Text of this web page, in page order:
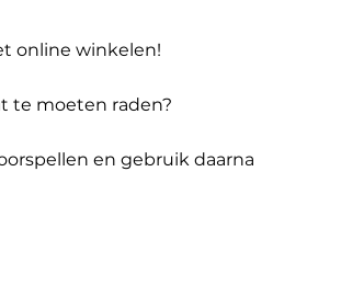
online winkelen!
te moeten raden?
en gebruik daarna